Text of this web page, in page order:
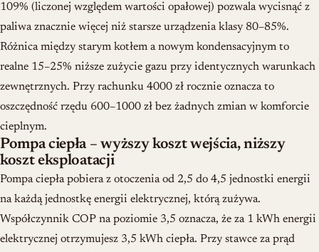
109% (liczonej względem wartości opałowej) pozwala wycisnąć z
paliwa znacznie więcej niż starsze urządzenia klasy 80–85%.
Różnica między starym kotłem a nowym kondensacyjnym to
realne 15–25% niższe zużycie gazu przy identycznych warunkach
zewnętrznych. Przy rachunku 4000 zł rocznie oznacza to
oszczędność rzędu 600–1000 zł bez żadnych zmian w komforcie
cieplnym.
Pompa ciepła – wyższy koszt wejścia, niższy
koszt eksploatacji
Pompa ciepła pobiera z otoczenia od 2,5 do 4,5 jednostki energii
na każdą jednostkę energii elektrycznej, którą zużywa.
Współczynnik COP na poziomie 3,5 oznacza, że za 1 kWh energii
elektrycznej otrzymujesz 3,5 kWh ciepła. Przy stawce za prąd